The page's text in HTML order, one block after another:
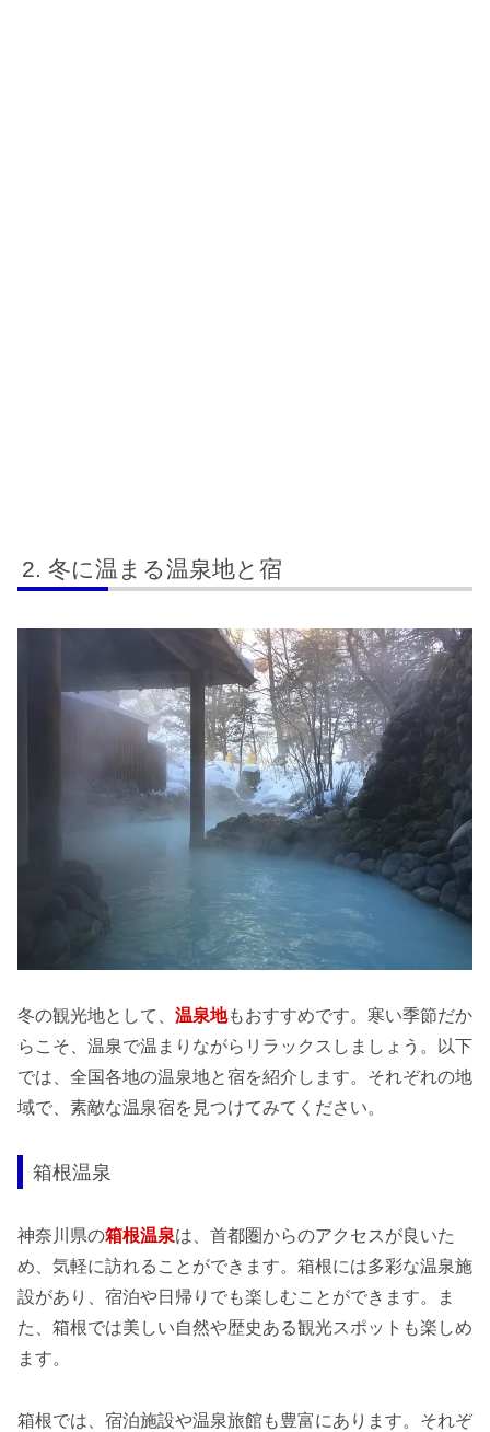
冬に温まる温泉地と宿
冬の観光地として、 温泉地もおすすめです。寒い季節だか
らこそ、温泉で温まりながらリラックスしましょう。以下
では、全国各地の温泉地と宿を紹介します。それぞれの地
域で、素敵な温泉宿を見つけてみてください。
箱根温泉
神奈川県の箱根温泉は、首都圏からのアクセスが良いた
め、気軽に訪れることができます。箱根には多彩な温泉施
設があり、宿泊や日帰りでも楽しむことができます。ま
た、箱根では美しい自然や歴史ある観光スポットも楽しめ
ます。
箱根では、宿泊施設や温泉旅館も豊富にあります。それぞ